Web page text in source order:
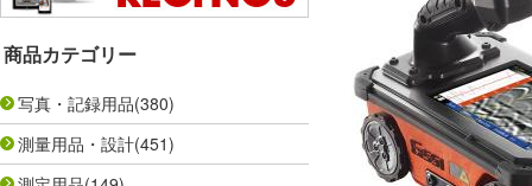
商品カテゴリー
写真・記録用品(380)
測量用品・設計(451)